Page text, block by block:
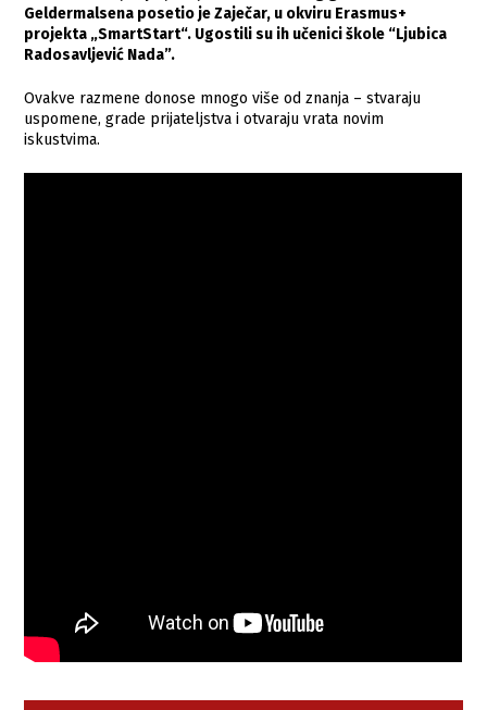
Geldermalsena posetio je Zaječar, u okviru Erasmus+
projekta „SmartStart“. Ugostili su ih učenici škole “Ljubica
Radosavljević Nada”.
Ovakve razmene donose mnogo više od znanja – stvaraju
uspomene, grade prijateljstva i otvaraju vrata novim
iskustvima.